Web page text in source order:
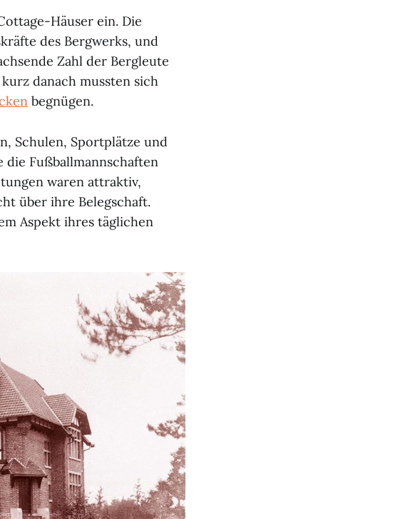
Häuser ein. Die
des Bergwerks, und
Zahl der Bergleute
danach mussten sich
begnügen.
Schulen, Sportplätze und
die Fußballmannschaften
waren attraktiv,
über ihre Belegschaft.
Aspekt ihres täglichen